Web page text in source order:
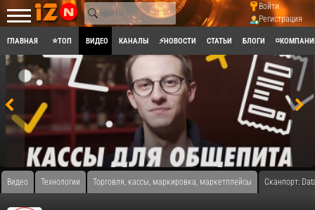
Войти
Регистрация
ГЛАВНАЯ ⭐ТОП ВИДЕО КАНАЛЫ ⚡НОВОСТИ СТАТЬИ БЛОГИ
Видео Технологии Торговля, кассы, маркировка, маркетплейсы Сканпорт: